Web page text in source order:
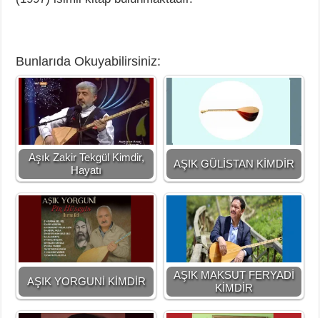
Bunlarıda Okuyabilirsiniz:
Aşık Zakir Tekgül Kimdir,
Hayatı
AŞIK GÜLİSTAN KİMDİR
AŞIK YORGUNİ KİMDİR
AŞIK MAKSUT FERYADİ
KİMDİR